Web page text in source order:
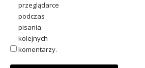
przeglądarce
podczas
pisania
kolejnych
komentarzy.